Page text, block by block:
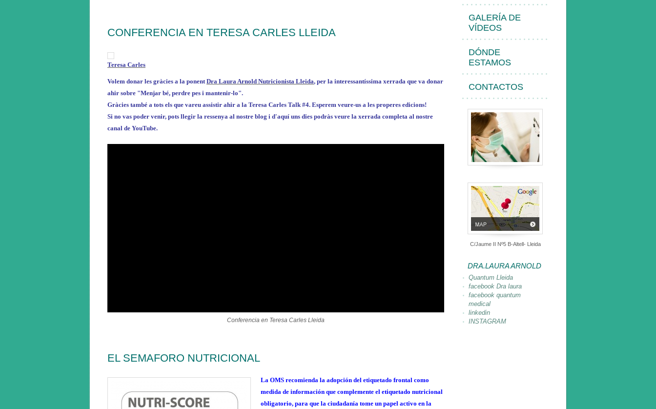
CONFERENCIA EN TERESA CARLES LLEIDA
Teresa Carles
Volem donar les gràcies a la ponentDra Laura Arnold Nutricionista Lleida, per la interessantíssima xerrada que va donar
ahir sobre "Menjar bé, perdre pes i mantenir-lo".
Gràcies també a tots els que vareu assistir ahir a la Teresa Carles Talk #4. Esperem veure-us a les properes edicions!
Si no vas poder venir, pots llegir la ressenya al nostre blog i d'aquí uns dies podràs veure la xerrada completa al nostre
canal de YouTube.
Conferencia en Teresa Carles Lleida
EL SEMAFORO NUTRICIONAL
La OMS recomienda la adopción del etiquetado frontal como
medida de información que complemente el etiquetado nutricional
obligatorio, para que la ciudadanía tome un papel activo en la
GALERÍA DE
VÍDEOS
DÓNDE
ESTAMOS
CONTACTOS
C/Jaume II Nº5 B-Altell- Lleida
DRA.LAURA ARNOLD
Quantum Lleida
facebook Dra laura
facebook quantum
medical
linkedin
INSTAGRAM